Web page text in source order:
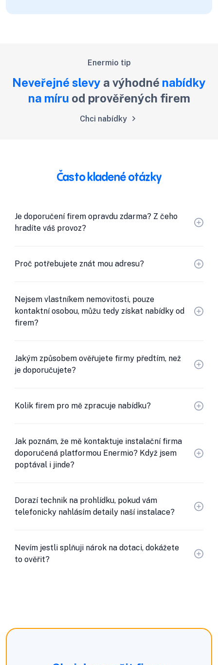
Enermio tip
Neveřejné slevy a výhodné nabídky
na míru od prověřených firem
Chci nabídky
Často kladené otázky
Je doporučení firem opravdu zdarma? Z čeho
hradíte váš provoz?
Proč potřebujete znát mou adresu?
Nejsem vlastníkem nemovitosti, pouze
kontaktní osobou, můžu tedy získat nabídky od
firem?
Jakým způsobem ověřujete firmy předtím, než
je doporučujete?
Kolik firem pro mě zpracuje nabídku?
Jak poznám, že mě kontaktuje instalační firma
doporučená platformou Enermio? Když jsem
poptával i jinde?
Dorazí technik na prohlídku, pokud vám
telefonicky nahlásím detaily naší instalace?
Nevím jestli splňuji nárok na dotaci, dokážete
to ověřit?